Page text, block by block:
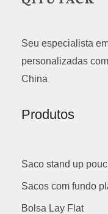
Seu especialista
personalizadas
China
Produtos
Saco stand up
Sacos com fundo
Bolsa Lay Flat